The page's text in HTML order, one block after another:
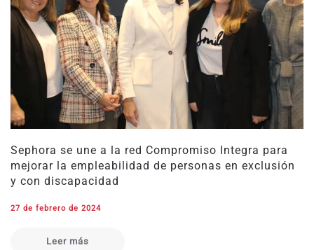
Sephora se une a la red Compromiso Integra para
mejorar la empleabilidad de personas en exclusión
y con discapacidad
27 de febrero de 2024
Leer más